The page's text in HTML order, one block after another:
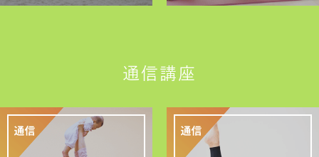
通信講座